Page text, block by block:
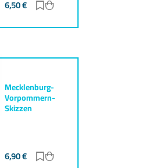
6,50€ Zur Merkliste hinzufügen
Mecklenburg-
Vorpommern-
Skizzen
6,90€ Zur Merkliste hinzufügen